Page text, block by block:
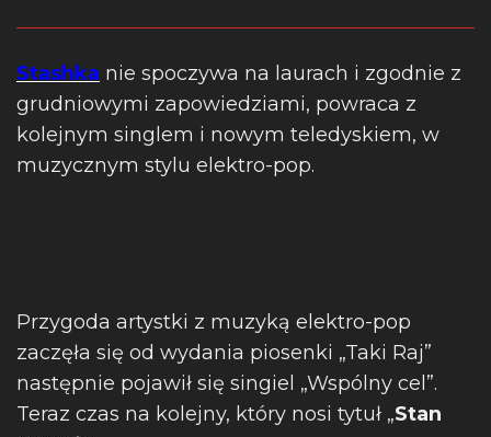
Stashka nie spoczywa na laurach i zgodnie z
grudniowymi zapowiedziami, powraca z
kolejnym singlem i nowym teledyskiem, w
muzycznym stylu elektro-pop.
Przygoda artystki z muzyką elektro-pop
zaczęła się od wydania piosenki „Taki Raj”
następnie pojawił się singiel „Wspólny cel”.
Teraz czas na kolejny, który nosi tytuł „Stan